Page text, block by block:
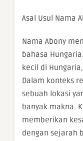
Asal Usul Nama
Nama Abony
bahasa
kecil di
Dalam konteks
sebuah lokasi
banyak makna.
memberikan
dengan sejarah